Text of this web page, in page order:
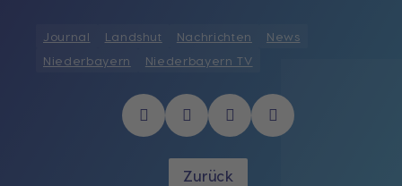
Journal Landshut Nachrichten
News
Niederbayern
Niederbayern TV
Zurück